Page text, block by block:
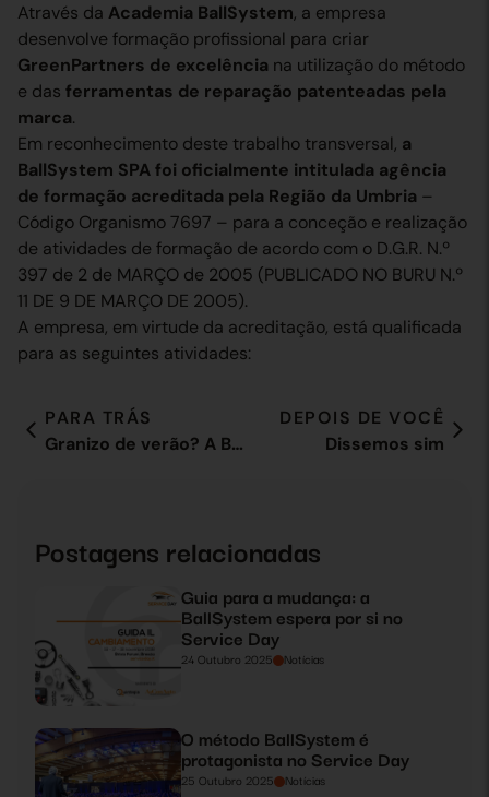
Através da Academia BallSystem, a empresa
desenvolve formação profissional para criar
GreenPartners de excelência na utilização do método
e das ferramentas de reparação patenteadas pela
marca.
Em reconhecimento deste trabalho transversal, a
BallSystem SPA foi oficialmente intitulada agência
de formação acreditada pela Região da Umbria –
Código Organismo 7697 – para a conceção e realização
de atividades de formação de acordo com o D.G.R. N.º
397 de 2 de MARÇO de 2005 (PUBLICADO NO BURU N.º
11 DE 9 DE MARÇO DE 2005).
A empresa, em virtude da acreditação, está qualificada
para as seguintes atividades:
PARA TRÁS
Granizo de verão? A BallSystem trata
DEPOIS DE VOCÊ
Dissemos sim
Postagens relacionadas
Guia para a mudança: a
BallSystem espera por si no
Service Day
24 Outubro 2025 Notícias
O método BallSystem é
protagonista no Service Day
25 Outubro 2025 Notícias